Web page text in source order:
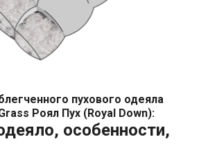
пухового одеяла
Роял Пух (Royal Down):
особенности,